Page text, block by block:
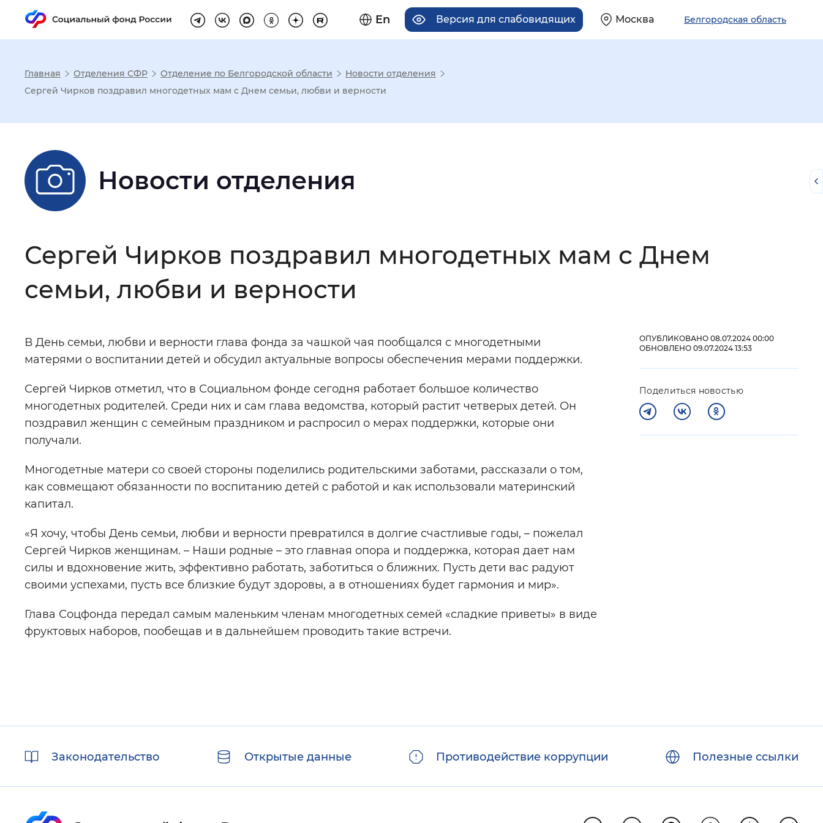
En Версия для слабовидящих Москва Белгородская область
Настройка режима отображения
Шрифт: Без засечек С засечками
Интервал между буквами
Цвет сайта Монохромный Инверсивный монохромный
Изображения: Включены Выключены
Звуковой ассистент : Воспроизвести Остановить Повторить
Вернуть стандартные настройки
Главная Отделения СФР Отделение по Белгородской области
Новости отделения
Сергей Чирков поздравил многодетных мам с Днем семьи, любви и верности
Новости отделения
Сергей Чирков поздравил многодетных мам с Днем
семьи, любви и верности
В День семьи, любви и верности глава фонда за чашкой чая пообщался с многодетными
матерями о воспитании детей и обсудил актуальные вопросы обеспечения мерами поддержки.
Сергей Чирков отметил, что в Социальном фонде сегодня работает большое количество
многодетных родителей. Среди них и сам глава ведомства, который растит четверых детей. Он
поздравил женщин с семейным праздником и распросил о мерах поддержки, которые они
получали.
Многодетные матери со своей стороны поделились родительскими заботами, рассказали о том,
как совмещают обязанности по воспитанию детей с работой и как использовали материнский
капитал.
«Я хочу, чтобы День семьи, любви и верности превратился в долгие счастливые годы, – пожелал
Сергей Чирков женщинам. – Наши родные – это главная опора и поддержка, которая дает нам
силы и вдохновение жить, эффективно работать, заботиться о ближних. Пусть дети вас радуют
своими успехами, пусть все близкие будут здоровы, а в отношениях будет гармония и мир».
Глава Соцфонда передал самым маленьким членам многодетных семей «сладкие приветы» в виде
фруктовых наборов, пообещав и в дальнейшем проводить такие встречи.
ОПУБЛИКОВАНО 08.07.2024 00:00
ОБНОВЛЕНО 09.07.2024 13:53
Поделиться новостью
ссылкиЗаконодательство Открытые данные Противодействие коррупции Полезные ссылки